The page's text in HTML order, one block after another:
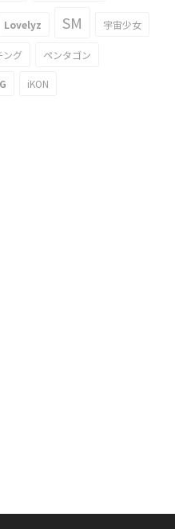
Lovelyz SM 宇宙少女
ング ペンタゴン
iKON